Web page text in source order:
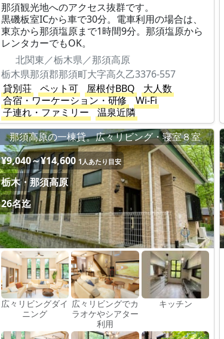
那須観光地へのアクセス抜群です。
黒磯板室ICから車で30分。電車利用の場合は、
東京から那須塩原まで1時間9分。那須塩原から
レンタカーでもOK。
北関東／栃木県／那須高原
栃木県那須郡那須町大字高久乙3376-557
貸別荘
ペット可 屋根付BBQ
大人数
合宿・ワーケーション・研修
Wi-Fi
子連れ・ファミリー
温泉近隣
那須高原の一棟貸。広々リビング・寝室８室
¥9,040～¥14,600 1人あたり目安
栃木・那須高原
26名迄
広々リビングダイ
ニング
広々リビングでカ
ラオケやシアター
利用
キッチン